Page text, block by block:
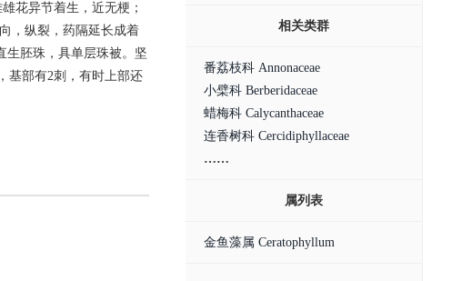
花异节着生，近无梗；
，纵裂，药隔延长成着
生胚珠，具单层珠被。坚
基部有2刺，有时上部还
相关类群
番荔枝科 Annonaceae
小檗科 Berberidaceae
蜡梅科 Calycanthaceae
连香树科 Cercidiphyllaceae
……
属列表
金鱼藻属 Ceratophyllum